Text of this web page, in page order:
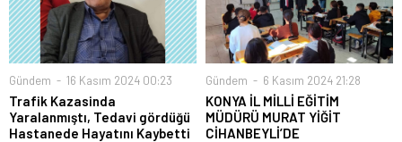
Gündem 16 Kasım 2024 00:23
Trafik Kazasinda
Yaralanmıştı, Tedavi gördüğü
Hastanede Hayatını Kaybetti
Gündem 6 Kasım 2024 21:28
KONYA İL MİLLİ EĞİTİM
MÜDÜRÜ MURAT YİĞİT
CİHANBEYLİ’DE